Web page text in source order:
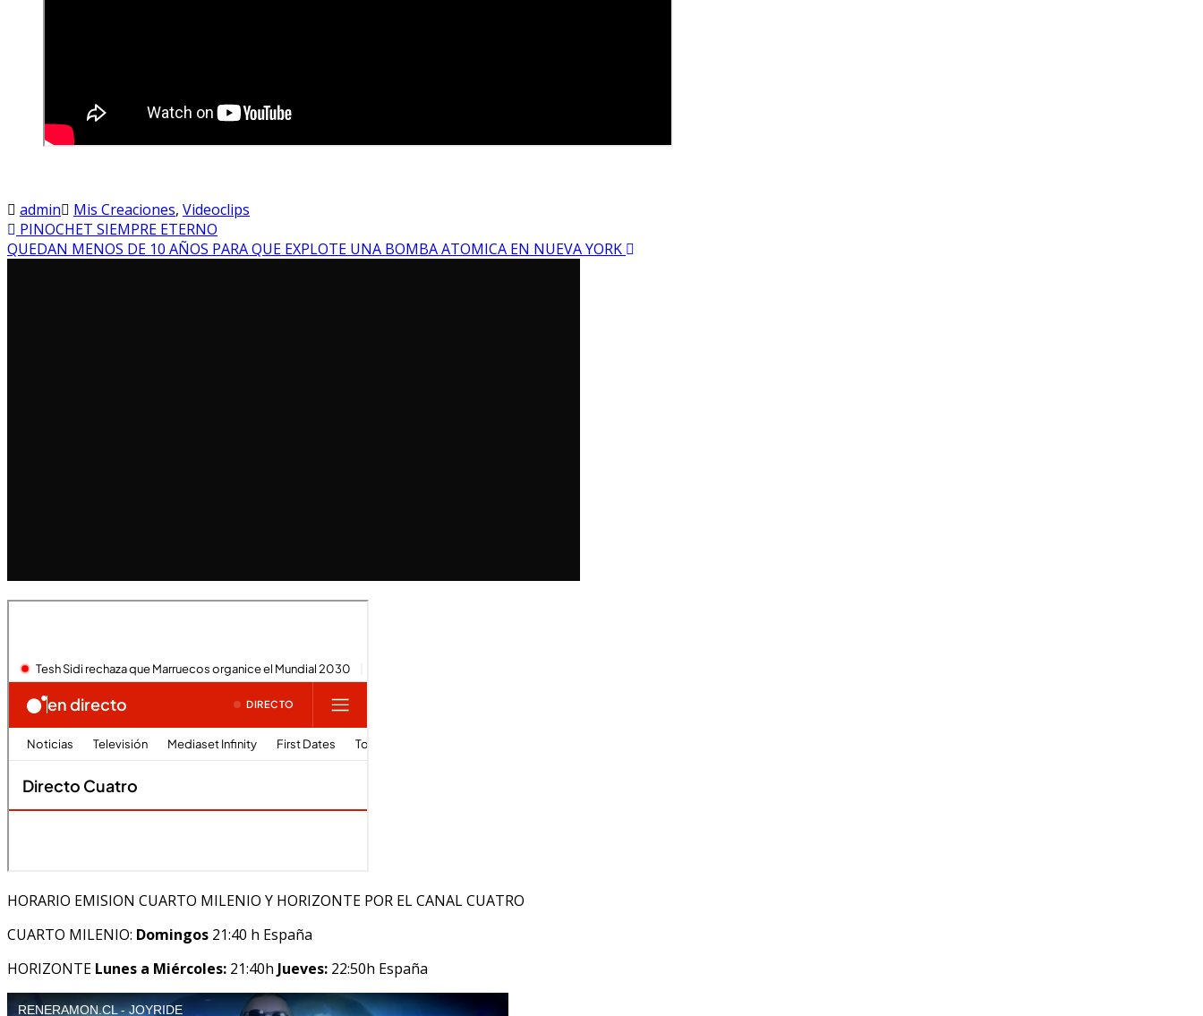
admin Mis Creaciones, Videoclips
PINOCHET SIEMPRE ETERNO
QUEDAN MENOS DE 10 AÑOS PARA QUE EXPLOTE UNA BOMBA ATOMICA EN NUEVA YORK
HORARIO EMISION CUARTO MILENIO Y HORIZONTE POR EL CANAL CUATRO
CUARTO MILENIO: Domingos 21:40 h España
HORIZONTE Lunes a Miércoles: 21:40h Jueves: 22:50h España